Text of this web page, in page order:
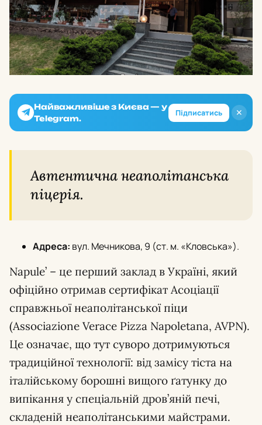
✕
Найважливіше з Києва — у
Telegram.
Підписатись
Автентична неаполітанська
піцерія.
Адреса: вул. Мечникова, 9 (ст. м. «Кловська»).
Napule’ – це перший заклад в Україні, який
офіційно отримав сертифікат Асоціації
справжньої неаполітанської піци
(Associazione Verace Pizza Napoletana, AVPN).
Це означає, що тут суворо дотримуються
традиційної технології: від замісу тіста на
італійському борошні вищого ґатунку до
випікання у спеціальній дров’яній печі,
складеній неаполітанськими майстрами.